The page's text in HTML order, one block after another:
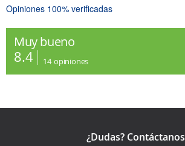
Opiniones 100% verificadas
Muy bueno
8.4 14 opiniones
¿Dudas? Contáctanos